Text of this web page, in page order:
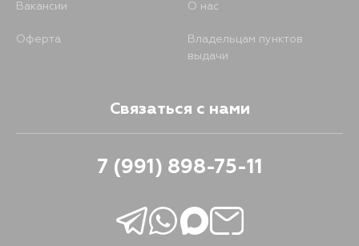
Вакансии О нас
Оферта
Владельцам пунктов
выдачи
Связаться с нами
7 (991) 898-75-11